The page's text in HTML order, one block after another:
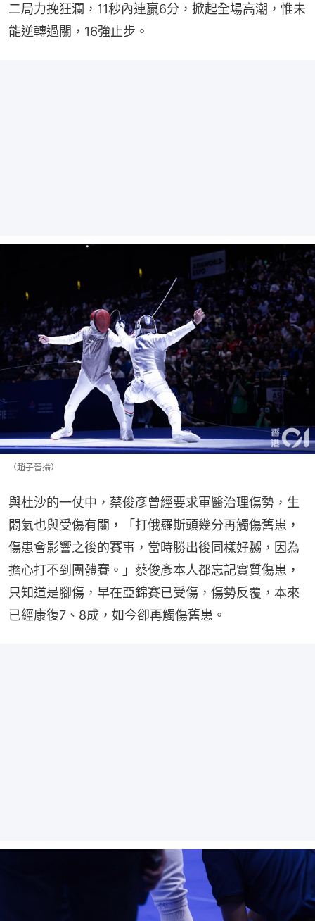
二局力挽狂瀾，11秒內連贏6分，掀起全場高潮，惟未
能逆轉過關，16強止步。
（趙子晉攝）
與杜沙的一仗中，蔡俊彥曾經要求軍醫治理傷勢，生
悶氣也與受傷有關，「打俄羅斯頭幾分再觸傷舊患，
傷患會影響之後的賽事，當時勝出後同樣好嬲，因為
擔心打不到團體賽。」蔡俊彥本人都忘記實質傷患，
只知道是腳傷，早在亞錦賽已受傷，傷勢反覆，本來
已經康復7、8成，如今卻再觸傷舊患。